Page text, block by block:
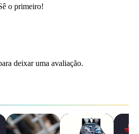
o primeiro!
deixar uma avaliação.